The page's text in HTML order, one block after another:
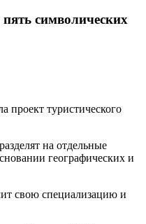
символических
проект туристического
на отдельные
географических и
свою специализацию и